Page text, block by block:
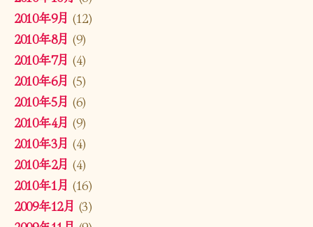
2010年9月 (12)
2010年8月 (9)
2010年7月 (4)
2010年6月 (5)
2010年5月 (6)
2010年4月 (9)
2010年3月 (4)
2010年2月 (4)
2010年1月 (16)
2009年12月 (3)